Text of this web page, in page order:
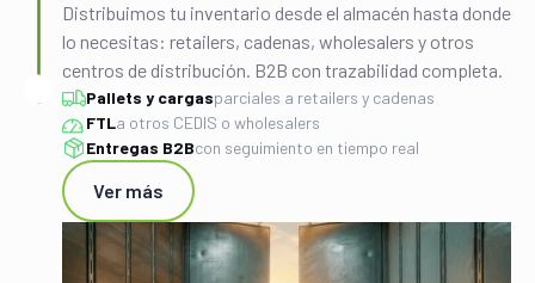
Distribuimos tu inventario desde el almacén hasta donde
lo necesitas: retailers, cadenas, wholesalers y otros
centros de distribución. B2B con trazabilidad completa.
Pallets y cargasparciales a retailers y cadenas
FTLa otros CEDIS o wholesalers
Entregas B2Bcon seguimiento en tiempo real
Ver más